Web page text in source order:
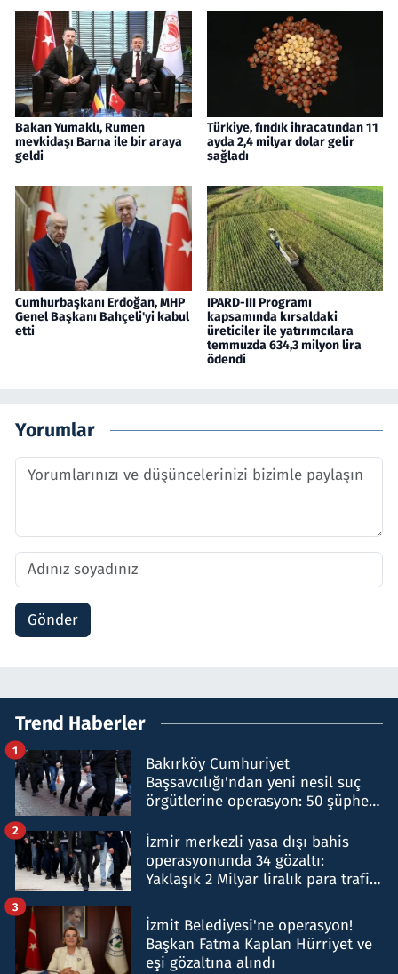
Bakan Yumaklı, Rumen
mevkidaşı Barna ile bir araya
geldi
Türkiye, fındık ihracatından 11
ayda 2,4 milyar dolar gelir
sağladı
Cumhurbaşkanı Erdoğan, MHP
Genel Başkanı Bahçeli'yi kabul
etti
IPARD-III Programı
kapsamında kırsaldaki
üreticiler ile yatırımcılara
temmuzda 634,3 milyon lira
ödendi
Yorumlar
Gönder
Trend Haberler
Bakırköy Cumhuriyet
Başsavcılığı'ndan yeni nesil suç
örgütlerine operasyon: 50 şüpheli
1
İzmir merkezli yasa dışı bahis
operasyonunda 34 gözaltı:
Yaklaşık 2 Milyar liralık para trafiği
2
İzmit Belediyesi'ne operasyon!
Başkan Fatma Kaplan Hürriyet ve
eşi gözaltına alındı
3